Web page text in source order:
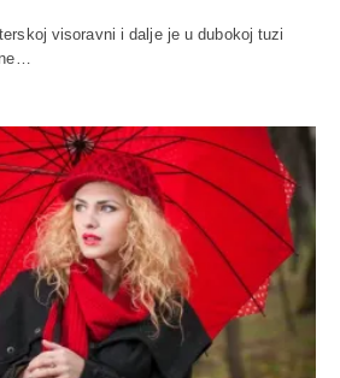
visoravni i dalje je u dubokoj tuzi